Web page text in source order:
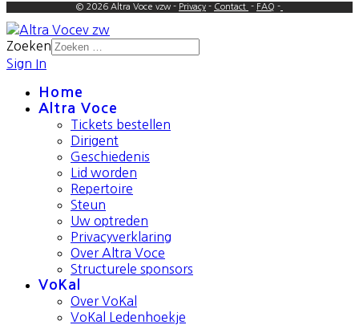
© 2026 Altra Voce vzw - Privacy - Contact - FAQ -
Zoeken
Sign In
Home
Altra Voce
Tickets bestellen
Dirigent
Geschiedenis
Lid worden
Repertoire
Steun
Uw optreden
Privacyverklaring
Over Altra Voce
Structurele sponsors
VoKal
Over VoKal
VoKal Ledenhoekje